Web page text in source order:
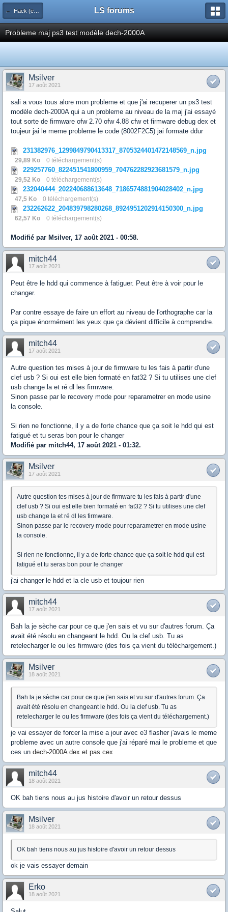
← Hack (exploits, homebrews...) LS forums
Probleme maj ps3 test modèle dech-2000A
Msilver
17 août 2021
sali a vous tous alore mon probleme et que j'ai recuperer un ps3 test
modèle dech-2000A qui a un probleme au niveau de la maj j'ai essayé
tout sorte de firmware ofw 2.70 ofw 4.88 cfw et firmware debug dex et
toujeur jai le meme probleme le code (8002F2C5) jai formate ddur
231382976_1299849790413317_8705324401472148569_n.jpg
29,89 Ko 0 téléchargement(s)
229257760_822451541800959_704762282923681579_n.jpg
29,52 Ko 0 téléchargement(s)
232040444_202240688613648_7186574881904028402_n.jpg
47,5 Ko 0 téléchargement(s)
232262622_204839798280268_8924951202914150300_n.jpg
62,57 Ko 0 téléchargement(s)
Modifié par Msilver, 17 août 2021 - 00:58.
mitch44
17 août 2021
Peut être le hdd qui commence à fatiguer. Peut être à voir pour le
changer.
Par contre essaye de faire un effort au niveau de l'orthographe car la
ça pique énormément les yeux que ça dévient difficile à comprendre.
mitch44
17 août 2021
Autre question tes mises à jour de firmware tu les fais à partir d'une
clef usb ? Si oui est elle bien formaté en fat32 ? Si tu utilises une clef
usb change la et ré dl les firmware.
Sinon passe par le recovery mode pour reparametrer en mode usine
la console.
Si rien ne fonctionne, il y a de forte chance que ça soit le hdd qui est
fatigué et tu seras bon pour le changer
Modifié par mitch44, 17 août 2021 - 01:32.
Msilver
17 août 2021
Autre question tes mises à jour de firmware tu les fais à partir d'une
clef usb ? Si oui est elle bien formaté en fat32 ? Si tu utilises une clef
usb change la et ré dl les firmware.
Sinon passe par le recovery mode pour reparametrer en mode usine
la console.
Si rien ne fonctionne, il y a de forte chance que ça soit le hdd qui est
fatigué et tu seras bon pour le changer
j'ai changer le hdd et la cle usb et toujour rien
mitch44
17 août 2021
Bah la je sèche car pour ce que j'en sais et vu sur d'autres forum. Ça
avait été résolu en changeant le hdd. Ou la clef usb. Tu as
retelecharger le ou les firmware (des fois ça vient du téléchargement.)
Msilver
18 août 2021
Bah la je sèche car pour ce que j'en sais et vu sur d'autres forum. Ça
avait été résolu en changeant le hdd. Ou la clef usb. Tu as
retelecharger le ou les firmware (des fois ça vient du téléchargement.)
je vai essayer de forcer la mise a jour avec e3 flasher j'avais le meme
probleme avec un autre console que j'ai réparé mai le probleme et que
ces un dech-2000A dex et pas cex
mitch44
18 août 2021
OK bah tiens nous au jus histoire d'avoir un retour dessus
Msilver
18 août 2021
OK bah tiens nous au jus histoire d'avoir un retour dessus
ok je vais essayer demain
Erko
18 août 2021